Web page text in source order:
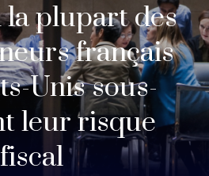
plupart des
français
Unis sous-
leur risque
fiscal